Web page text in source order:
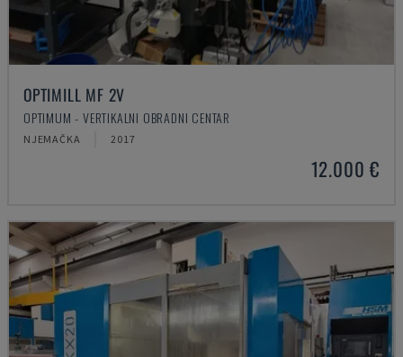
OPTIMILL MF 2V
OPTIMUM - VERTIKALNI OBRADNI CENTAR
NJEMAČKA 2017
12.000 €